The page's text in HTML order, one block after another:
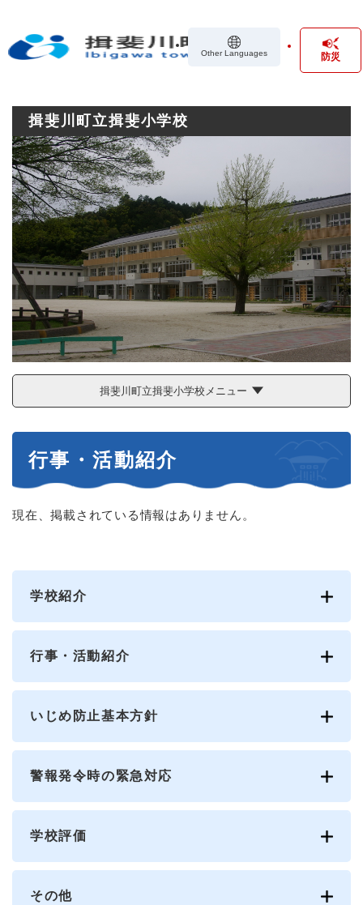
の
Other Languages 防災
揖斐川町立揖斐小学校
揖斐川町立揖斐小学校メニュー
行事・活動紹介
現在、掲載されている情報はありません。
学校紹介
行事・活動紹介
いじめ防止基本方針
警報発令時の緊急対応
学校評価
その他